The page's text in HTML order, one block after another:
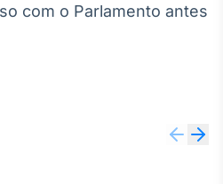
com o Parlamento antes